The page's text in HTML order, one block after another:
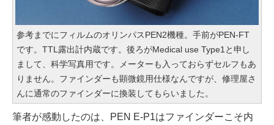
参考までにフィルムのオリンパスPEN2機種。手前がPEN-FT
です。TTL露出計内蔵です。後ろがMedical use Type1と申し
まして、科学写真用です。メーターも入っておらずセルフもあ
りません。ファインダーも顕微鏡用仕様なんですが、修理屋さ
んに通常のファインダーに換装してもらいました。
筆者が感動したのは、PEN E-P1はファインダーこそ内